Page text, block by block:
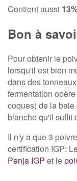
Contient aussi
Bon à
Pour obtenir le
lorsqu'il est bien
dans des
fermentation
coques) de la
blanche qu'il suffit
Il n'y a que 3
certification IGP:
Penja IGP et le